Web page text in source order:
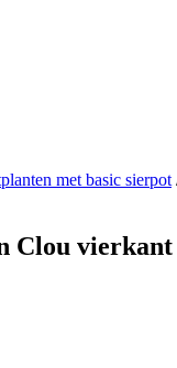
met basic sierpot
Clou vierkant